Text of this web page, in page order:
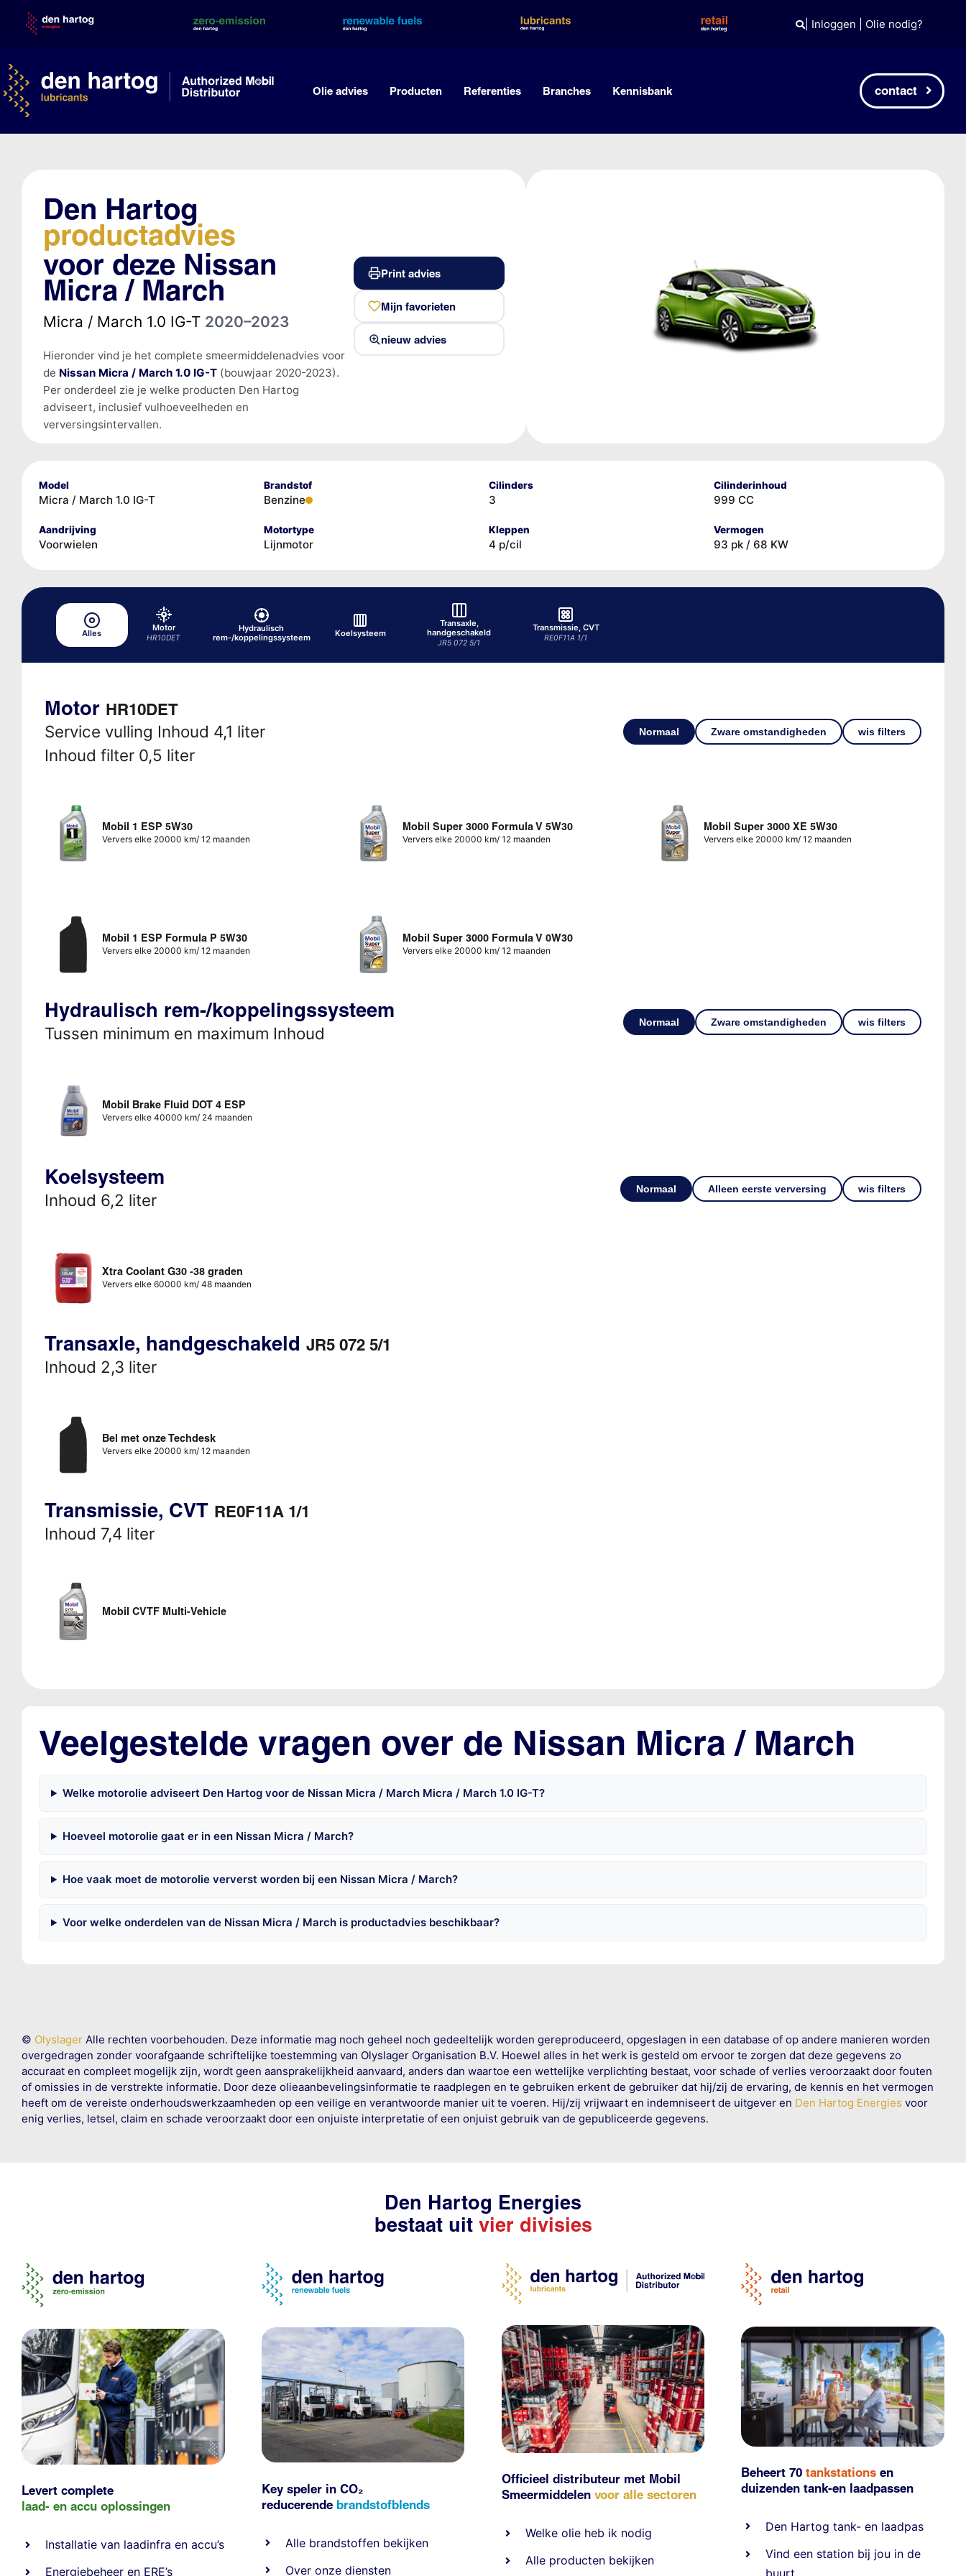
content
| Inloggen Olie nodig?
Olie advies Producten Referenties Branches Kennisbank contact
Den Hartog
productadvies
voor deze Nissan
Micra / March
Micra / March 1.0 IG-T 2020–2023
Hieronder vind je het complete smeermiddelenadvies voor
de Nissan Micra / March 1.0 IG-T(bouwjaar 2020-2023).
Per onderdeel zie je welke producten Den Hartog
adviseert, inclusief vulhoeveelheden en
verversingsintervallen.
Print advies
Mijn favorieten
nieuw advies
Model
Micra / March 1.0 IG-T
Brandstof
Benzine
Cilinders
3
Cilinderinhoud
999 CC
Aandrijving
Voorwielen
Motortype
Lijnmotor
Kleppen
4 p/cil
Vermogen
93 pk / 68 KW
Alles
Motor
HR10DET
Hydraulisch
rem-/koppelingssysteem
Koelsysteem
Transaxle,
handgeschakeld
JR5 072 5/1
Transmissie, CVT
RE0F11A 1/1
Motor HR10DET
Service vulling Inhoud 4,1 liter
Inhoud filter 0,5 liter
Normaal Zware omstandigheden wis filters
Mobil 1 ESP 5W30
Ververs elke 20000 km/ 12 maanden
Mobil Super 3000 Formula V 5W30
Ververs elke 20000 km/ 12 maanden
Mobil Super 3000 XE 5W30
Ververs elke 20000 km/ 12 maanden
Mobil 1 ESP Formula P 5W30
Ververs elke 20000 km/ 12 maanden
Mobil Super 3000 Formula V 0W30
Ververs elke 20000 km/ 12 maanden
Hydraulisch rem-/koppelingssysteem
Tussen minimum en maximum Inhoud
Normaal Zware omstandigheden wis filters
Mobil Brake Fluid DOT 4 ESP
Ververs elke 40000 km/ 24 maanden
Koelsysteem
Inhoud 6,2 liter
Normaal Alleen eerste verversing wis filters
Xtra Coolant G30 -38 graden
Ververs elke 60000 km/ 48 maanden
Transaxle, handgeschakeld JR5 072 5/1
Inhoud 2,3 liter
Bel met onze Techdesk
Ververs elke 20000 km/ 12 maanden
Transmissie, CVT RE0F11A 1/1
Inhoud 7,4 liter
Mobil CVTF Multi-Vehicle
Veelgestelde vragen over de Nissan Micra / March
Welke motorolie adviseert Den Hartog voor de Nissan Micra / March Micra / March 1.0 IG-T?
Hoeveel motorolie gaat er in een Nissan Micra / March?
Hoe vaak moet de motorolie ververst worden bij een Nissan Micra / March?
Voor welke onderdelen van de Nissan Micra / March is productadvies beschikbaar?
© OlyslagerAlle rechten voorbehouden. Deze informatie mag noch geheel noch gedeeltelijk worden gereproduceerd, opgeslagen in een database of op andere manieren worden
overgedragen zonder voorafgaande schriftelijke toestemming van Olyslager Organisation B.V. Hoewel alles in het werk is gesteld om ervoor te zorgen dat deze gegevens zo
accuraat en compleet mogelijk zijn, wordt geen aansprakelijkheid aanvaard, anders dan waartoe een wettelijke verplichting bestaat, voor schade of verlies veroorzaakt door fouten
of omissies in de verstrekte informatie. Door deze olieaanbevelingsinformatie te raadplegen en te gebruiken erkent de gebruiker dat hij/zij de ervaring, de kennis en het vermogen
heeft om de vereiste onderhoudswerkzaamheden op een veilige en verantwoorde manier uit te voeren. Hij/zij vrijwaart en indemniseert de uitgever en Den Hartog Energies voor
enig verlies, letsel, claim en schade veroorzaakt door een onjuiste interpretatie of een onjuist gebruik van de gepubliceerde gegevens.
Den Hartog Energies
bestaat uit vier divisies
Levert complete
laad- en accu oplossingen
Installatie van laadinfra en accu’s
Energiebeheer en ERE’s
Key speler in CO₂
reducerende brandstofblends
Alle brandstoffen bekijken
Over onze diensten
Officieel distributeur met Mobil
Smeermiddelen voor alle sectoren
Welke olie heb ik nodig
Alle producten bekijken
Beheert 70tankstationsen
duizendentank-en laadpassen
Den Hartog tank- en laadpas
Vind een station bij jou in de
buurt